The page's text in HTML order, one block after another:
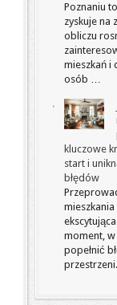
Poznaniu
zyskuje na
obliczu
mieszkań i
osób …
kluczowe
start i
błędów
moment, w
popełnić